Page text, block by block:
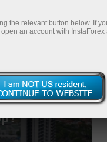
грядет
the relevant button below. If
an account with InstaForex